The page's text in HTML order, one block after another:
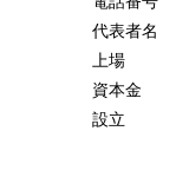
代表者名
上場
資本金
設立